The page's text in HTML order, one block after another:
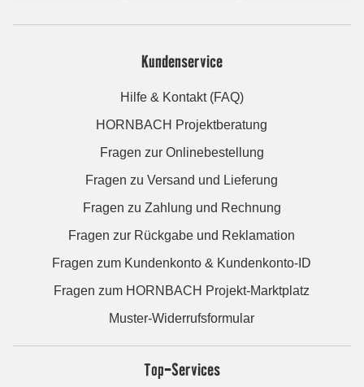
Kundenservice
Hilfe & Kontakt (FAQ)
HORNBACH Projektberatung
Fragen zur Onlinebestellung
Fragen zu Versand und Lieferung
Fragen zu Zahlung und Rechnung
Fragen zur Rückgabe und Reklamation
Fragen zum Kundenkonto & Kundenkonto-ID
Fragen zum HORNBACH Projekt-Marktplatz
Muster-Widerrufsformular
Top-Services